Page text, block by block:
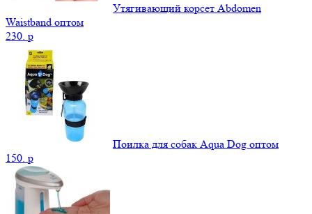
Утягивающий корсет Abdomen
Waistband оптом
230. p
Поилка для собак Aqua Dog оптом
150. p